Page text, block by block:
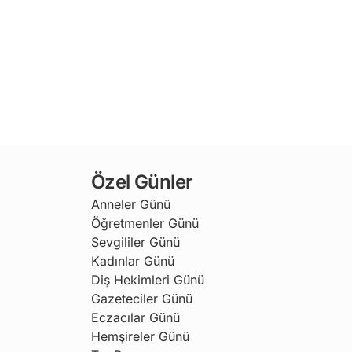
Özel Günler
Anneler Günü
Öğretmenler Günü
Sevgililer Günü
Kadınlar Günü
Diş Hekimleri Günü
Gazeteciler Günü
Eczacılar Günü
Hemşireler Günü